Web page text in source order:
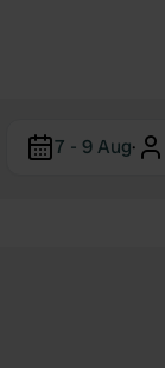
7 - 9 Aug·